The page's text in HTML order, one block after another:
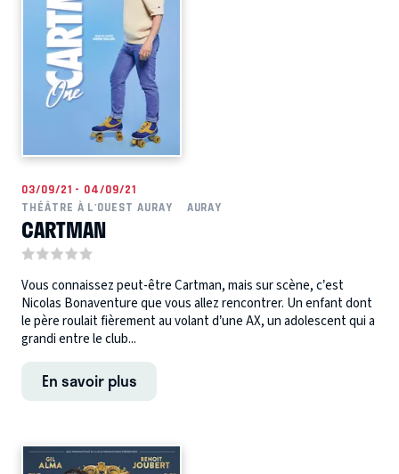
03/09/21 - 04/09/21
THÉÂTRE À L'OUEST AURAY
AURAY
CARTMAN
Vous connaissez peut-être Cartman, mais sur scène, c’est
Nicolas Bonaventure que vous allez rencontrer. Un enfant dont
le père roulait fièrement au volant d’une AX, un adolescent qui a
grandi entre le club...
En savoir plus